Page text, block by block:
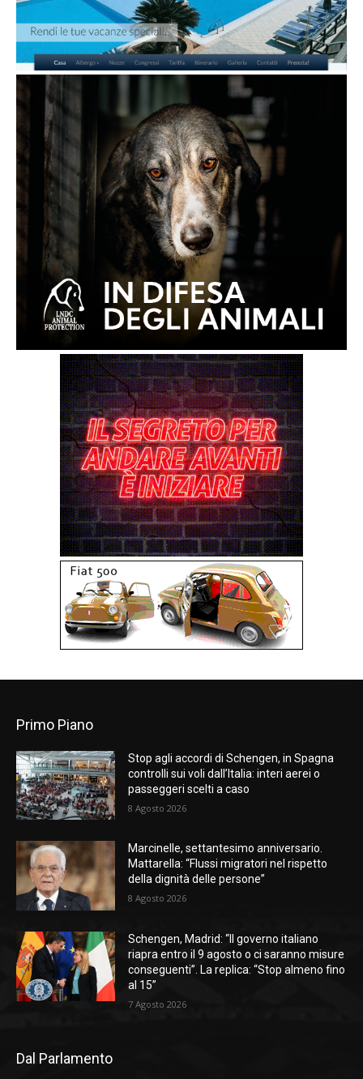
Primo Piano
Stop agli accordi di Schengen, in Spagna
controlli sui voli dall’Italia: interi aerei o
passeggeri scelti a caso
8 Agosto 2026
Marcinelle, settantesimo anniversario.
Mattarella: “Flussi migratori nel rispetto
della dignità delle persone”
8 Agosto 2026
Schengen, Madrid: “Il governo italiano
riapra entro il 9 agosto o ci saranno misure
conseguenti”. La replica: “Stop almeno fino
al 15”
7 Agosto 2026
Dal Parlamento